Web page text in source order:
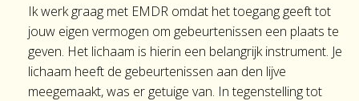
Ik werk graag met EMDR omdat het toegang geeft tot
jouw eigen vermogen om gebeurtenissen een plaats te
geven. Het lichaam is hierin een belangrijk instrument. Je
lichaam heeft de gebeurtenissen aan den lijve
meegemaakt, was er getuige van. In tegenstelling tot